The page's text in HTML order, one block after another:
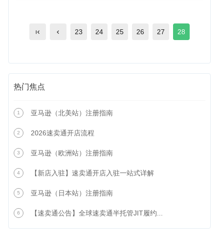
23 24 25 26 27 28
热门焦点
1 亚马逊（北美站）注册指南
2 2026速卖通开店流程
3 亚马逊（欧洲站）注册指南
4 【新店入驻】速卖通开店入驻一站式详解
5 亚马逊（日本站）注册指南
6 【速卖通公告】全球速卖通半托管JIT履约...